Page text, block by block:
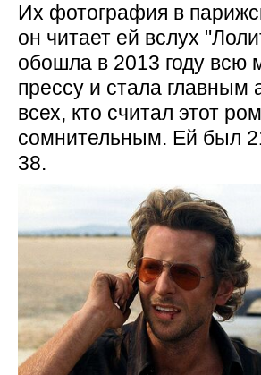
Их фотография в
он читает ей вслух
обошла в 2013 году всю
прессу и стала главным
всех, кто считал этот
сомнительным. Ей был
38.